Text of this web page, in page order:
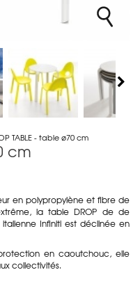
TABLE - table ø70 cm
cm
en polypropylène et fibre de
la table DROP de de
Infiniti est déclinée en
en caoutchouc, elle
collectivités.